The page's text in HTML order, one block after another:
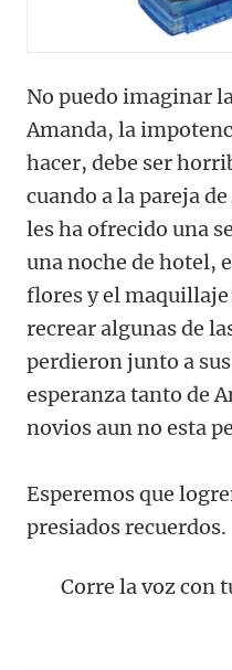
No puedo imaginar
Amanda, la
hacer, debe ser
cuando a la pareja
les ha ofrecido una
una noche de hotel,
flores y el maquillaje
recrear algunas de
perdieron junto a
esperanza tanto de
novios aun no esta
Esperemos que
presiados recuerdos.
Corre la voz con